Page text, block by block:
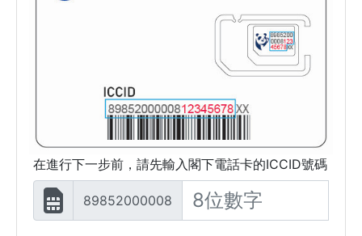
在進行下一步前，請先輸入閣下電話卡的ICCID號碼
89852000008